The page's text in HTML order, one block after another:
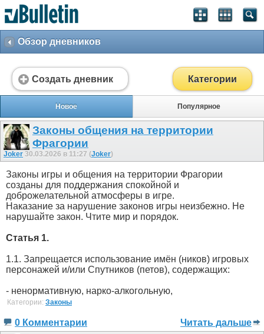
Обзор дневников
Создать дневник Категории
Новое Популярное
Законы общения на территории
Фрагории
Joker 30.03.2026 в 11:27 (Joker)
Законы игры и общения на территории Фрагории
созданы для поддержания спокойной и
доброжелательной атмосферы в игре.
Наказание за нарушение законов игры неизбежно. Не
нарушайте закон. Чтите мир и порядок.
Статья 1.
1.1. Запрещается использование имён (ников) игровых
персонажей и/или Спутников (петов), содержащих:
- ненормативную, нарко-алкогольную,
Категории: Законы
0 Комментарии Читать дальше